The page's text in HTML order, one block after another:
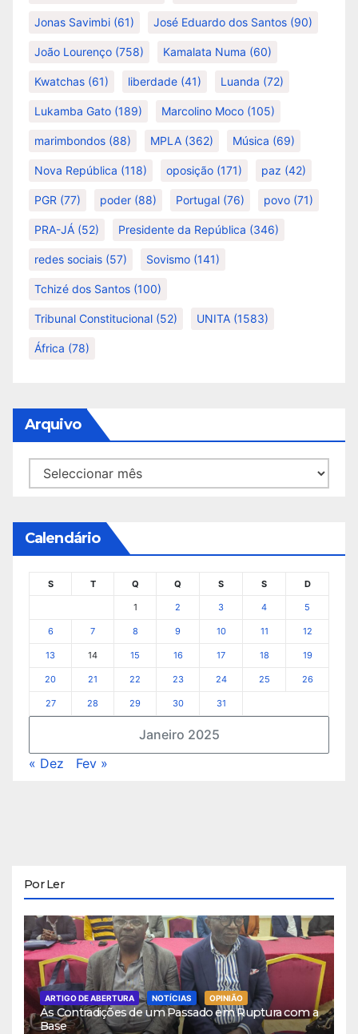
Jonas Savimbi (61) José Eduardo dos Santos (90)
João Lourenço (758) Kamalata Numa (60)
Kwatchas (61) liberdade (41) Luanda (72)
Lukamba Gato (189) Marcolino Moco (105)
marimbondos (88) MPLA (362) Música (69)
Nova República (118) oposição (171) paz (42)
PGR (77) poder (88) Portugal (76) povo (71)
PRA-JÁ (52) Presidente da República (346)
redes sociais (57) Sovismo (141)
Tchizé dos Santos (100)
Tribunal Constitucional (52) UNITA (1583)
África (78)
Arquivo
Arquivo
Calendário
Janeiro 2025
S T Q Q S S D
1 2 3 4 5
6 7 8 9 10 11 12
13 14 15 16 17 18 19
20 21 22 23 24 25 26
27 28 29 30 31
« Dez Fev »
Por Ler
ARTIGO DE ABERTURA NOTÍCIAS OPINIÃO
As Contradições de um Passado em Ruptura com a
Base